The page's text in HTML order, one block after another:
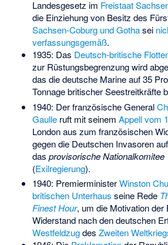
Landesgesetz im Freistaat
die Einziehung von Besitz des
Sachsen-Coburg und Gothasei
verfassungsgemäß.
1935: Das Deutsch-britische
zur Rüstungsbegrenzung wird
das die deutsche Marine auf 35
Tonnage britischer Seestreitkräfte
1940: Der französische General
Gaulleruft mit seinem Appell vom
London aus zum französischen
gegen die Deutschen Invasoren
das provisorische Nationalkomitee
(Exilregierung).
1940: PremierministerWinston
britischen Unterhaus seine Rede
Finest Hour, um die Motivation der
Widerstand nach den deutschen
Westfeldzugdes Zweiten